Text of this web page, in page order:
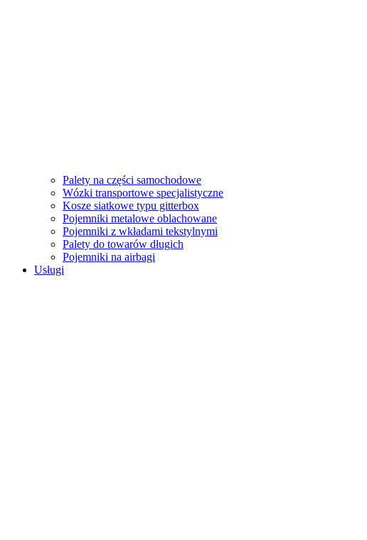
Palety na części samochodowe
Wózki transportowe specjalistyczne
Kosze siatkowe typu gitterbox
Pojemniki metalowe oblachowane
Pojemniki z wkładami tekstylnymi
Palety do towarów długich
Pojemniki na airbagi
Usługi